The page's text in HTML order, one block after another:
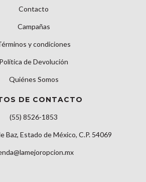
Contacto
Campañas
y condiciones
Política de Devolución
Quiénes Somos
DE CONTACTO
(55) 8526-1853
Baz, Estado de México, C.P. 54069